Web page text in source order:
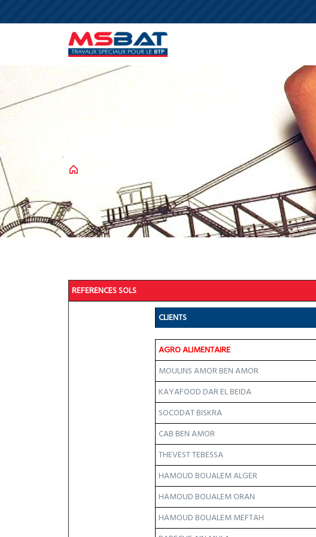
REFERENCES SOLS
CLIENTS
AGRO ALIMENTAIRE
MOULINS AMOR BEN AMOR
KAYAFOOD DAR EL BEIDA
SOCODAT BISKRA
CAB BEN AMOR
THEVEST TEBESSA
HAMOUD BOUALEM ALGER
HAMOUD BOUALEM ORAN
HAMOUD BOUALEM MEFTAH